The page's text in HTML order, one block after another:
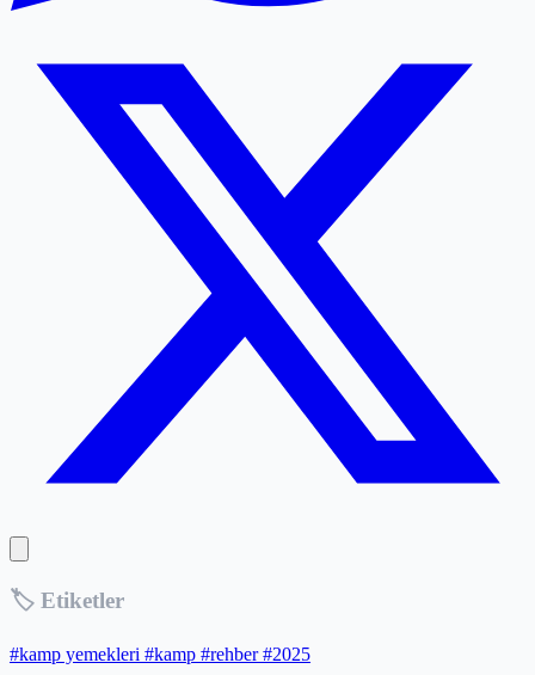
🏷️ Etiketler
#kamp yemekleri #kamp #rehber#2025